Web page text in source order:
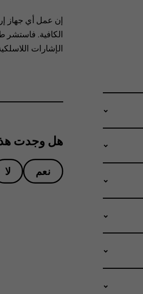
‏‫إن عمل أي جهاز
الكافية.‬ فاستشر
الإشارات
هل وجدت
نعم لا